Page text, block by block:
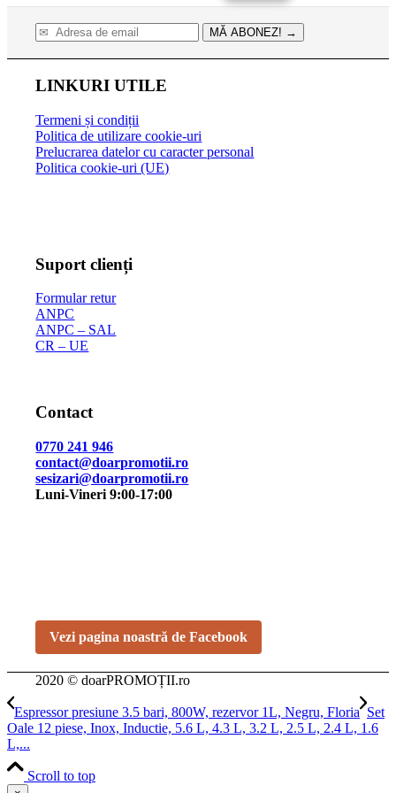
MĂ ABONEZ! →
LINKURI UTILE
Termeni și condiții
Politica de utilizare cookie-uri
Prelucrarea datelor cu caracter personal
Politica cookie-uri (UE)
Suport clienți
Formular retur
ANPC
ANPC – SAL
CR – UE
Contact
0770 241 946
contact@doarpromotii.ro
sesizari@doarpromotii.ro
Luni-Vineri 9:00-17:00
Vezi pagina noastră de Facebook
2020 © doarPROMOȚII.ro
Espressor presiune 3.5 bari, 800W, rezervor 1L, Negru, Floria Set
Oale 12 piese, Inox, Inductie, 5.6 L, 4.3 L, 3.2 L, 2.5 L, 2.4 L, 1.6
L,...
Scroll to top